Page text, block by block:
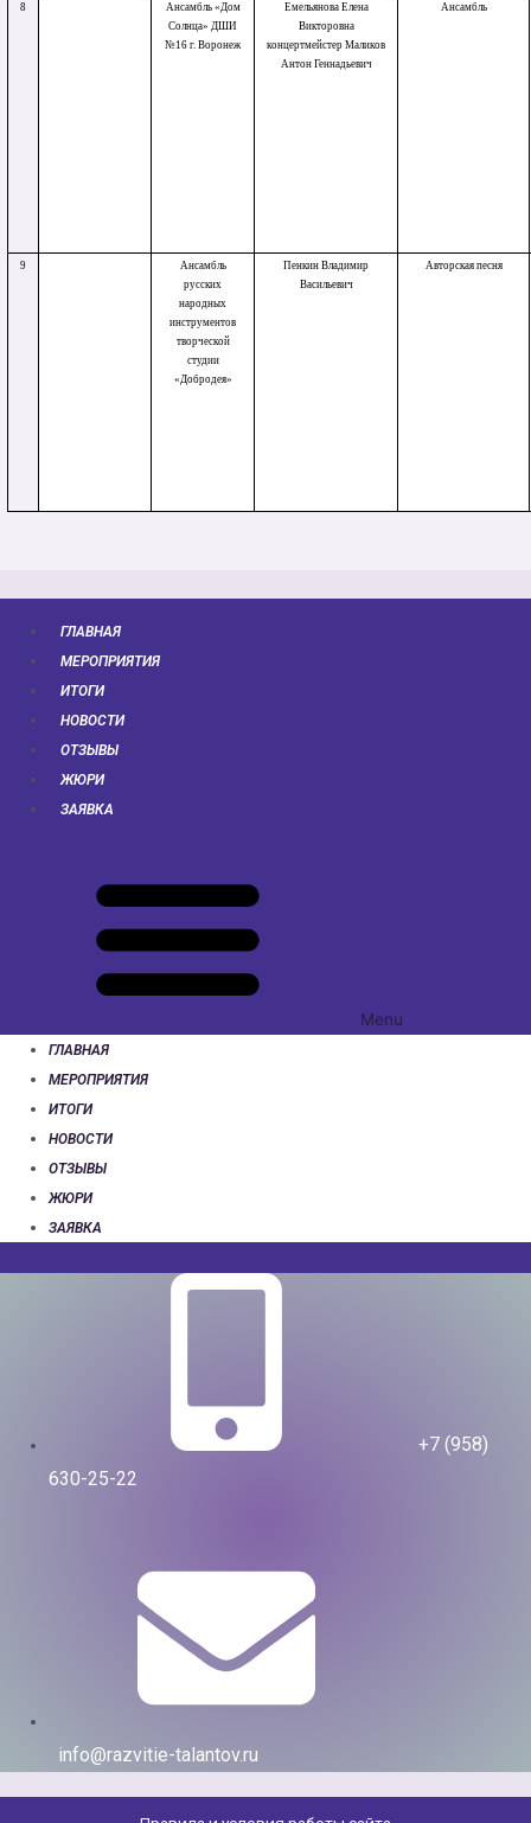
8
Ансамбль «Дом
Солнца» ДШИ
№16 г. Воронеж
Емельянова Елена
Викторовна
концертмейстер Маликов
Антон Геннадьевич
Ансамбль
9
Ансамбль
русских
народных
инструментов
творческой
студии
«Добродея»
Пенкин Владимир
Васильевич
Авторская песня
ГЛАВНАЯ
МЕРОПРИЯТИЯ
ИТОГИ
НОВОСТИ
ОТЗЫВЫ
ЖЮРИ
ЗАЯВКА
Menu
ГЛАВНАЯ
МЕРОПРИЯТИЯ
ИТОГИ
НОВОСТИ
ОТЗЫВЫ
ЖЮРИ
ЗАЯВКА
+7 (958)
630-25-22
info@razvitie-talantov.ru